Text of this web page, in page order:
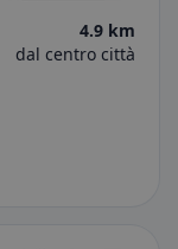
4.9 km
dal centro città